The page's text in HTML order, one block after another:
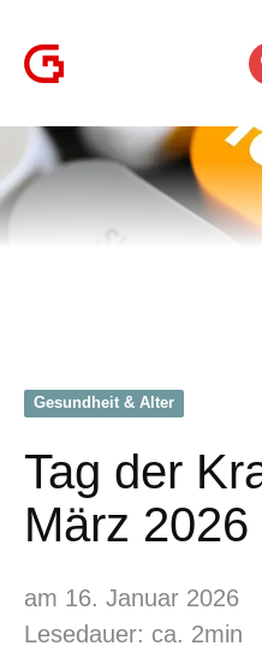
Gesundheit & Alter
Tag der
März 2026
am 16. Januar 2026
Lesedauer: ca. 2min